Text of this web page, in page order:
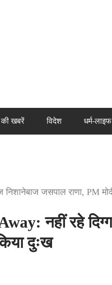
की खबरें विदेश धर्म-
निशानेबाज जसपाल राणा, PM
नहीं रहे
दुःख